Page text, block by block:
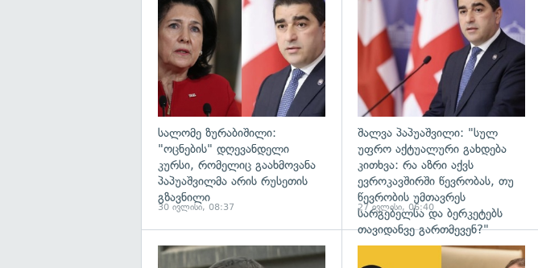
სალომე ზურაბიშილი:
"ოცნების" დღევანდელი
კურსი, რომელიც გაახმოვანა
პაპუაშვილმა არის რუსეთის
გზავნილი
30 ივლისი, 08:37
შალვა პაპუაშვილი: "სულ
უფრო აქტუალური გახდება
კითხვა: რა აზრი აქვს
ევროკავშირში წევრობას, თუ
წევრობის უმთავრეს
სარგებელსა და ბერკეტებს
თავიდანვე გართმევენ?"
27 ივლისი, 06:40
გადახედვა